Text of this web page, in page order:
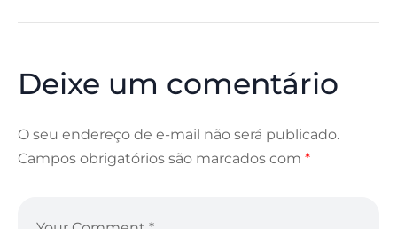
Deixe um comentário
O seu endereço de e-mail não será publicado.
Campos obrigatórios são marcados com *